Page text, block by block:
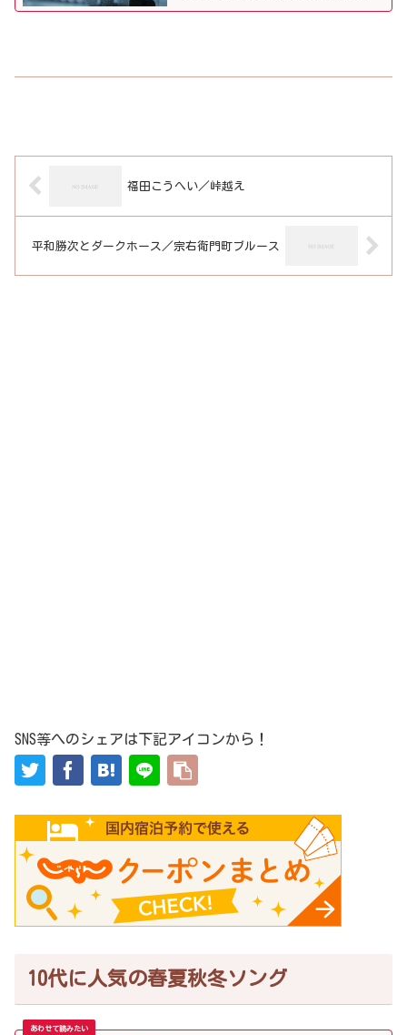
た！
福田こうへい／峠越え
平和勝次とダークホース／宗右衛門町ブルース
SNS等へのシェアは下記アイコンから！
10代に人気の春夏秋冬ソング